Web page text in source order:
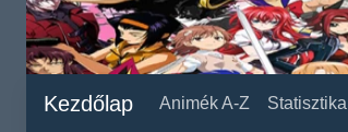
Kezdőlap Animék A-Z Statisztika